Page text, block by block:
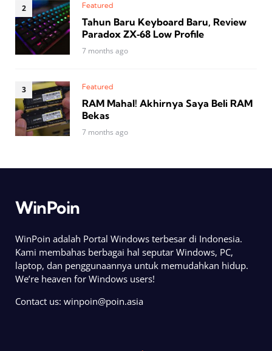
Featured
Tahun Baru Keyboard Baru, Review
Paradox ZX‑68 Low Profile
7 months ago
Featured
RAM Mahal! Akhirnya Saya Beli RAM
Bekas
7 months ago
WinPoin
WinPoin adalah Portal Windows terbesar di Indonesia.
Kami membahas berbagai hal seputar Windows, PC,
laptop, dan penggunaannya untuk memudahkan hidup.
We’re heaven for Windows users!
Contact us: winpoin@poin.asia